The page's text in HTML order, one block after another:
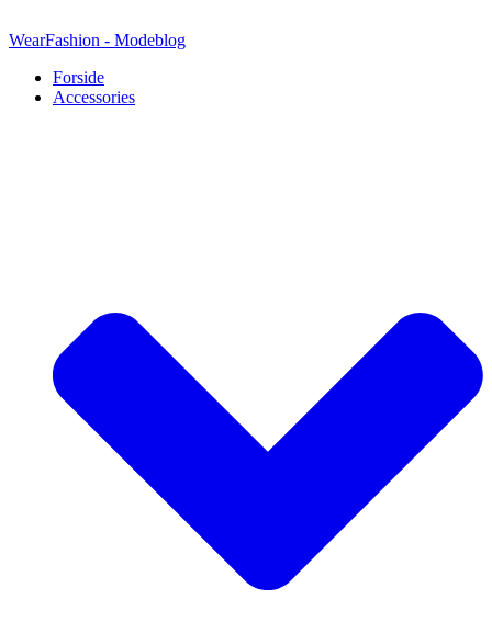
til
WearFashion - Modeblog
Forside
Accessories